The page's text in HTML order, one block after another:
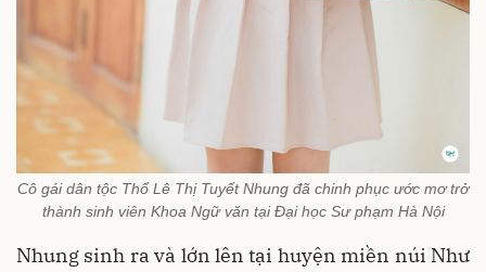
Cô gái dân tộc Thổ Lê Thị Tuyết Nhung đã chinh phục ước mơ trở
thành sinh viên Khoa Ngữ văn tại Đại học Sư phạm Hà Nội
Nhung sinh ra và lớn lên tại huyện miền núi Như